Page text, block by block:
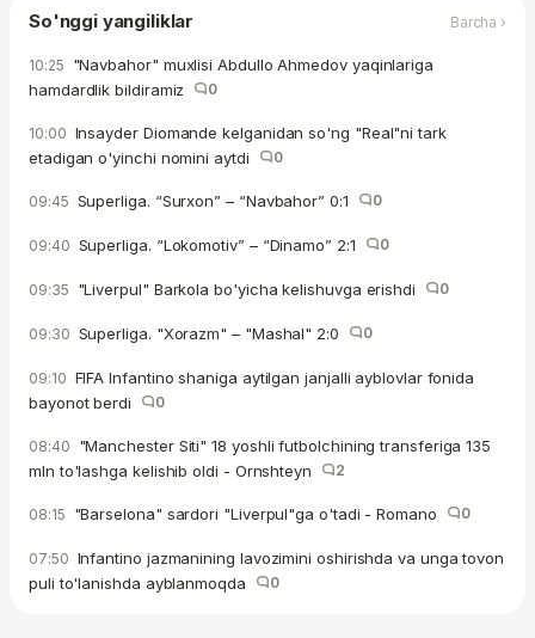
So'nggi yangiliklar Barcha ›
10:25 "Navbahor" muxlisi Abdullo Ahmedov yaqinlariga
hamdardlik bildiramiz
0
10:00 Insayder Diomande kelganidan so'ng "Real"ni tark
etadigan o'yinchi nomini aytdi
0
09:45 Superliga. “Surxon” – “Navbahor” 0:1 0
09:40 Superliga. “Lokomotiv” – “Dinamo” 2:1 0
09:35 "Liverpul" Barkola bo'yicha kelishuvga erishdi 0
09:30 Superliga. "Xorazm" – "Mashal" 2:0 0
09:10 FIFA Infantino shaniga aytilgan janjalli ayblovlar fonida
bayonot berdi
0
08:40 "Manchester Siti" 18 yoshli futbolchining transferiga 135
mln to'lashga kelishib oldi - Ornshteyn
2
08:15 "Barselona" sardori "Liverpul"ga o'tadi - Romano 0
07:50 Infantino jazmanining lavozimini oshirishda va unga tovon
puli to'lanishda ayblanmoqda
0